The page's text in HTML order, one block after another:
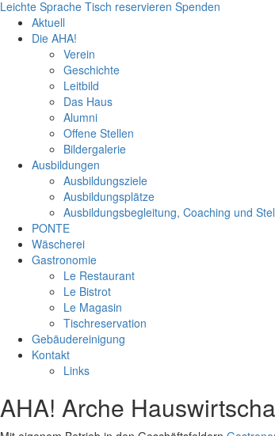
Leichte Sprache Tisch reservieren Spenden
Aktuell
Die AHA!
Verein
Geschichte
Leitbild
Das Haus
Alumni
Offene Stellen
Bildergalerie
Ausbildungen
Ausbildungsziele
Ausbildungsplätze
Ausbildungsbegleitung, Coaching und
PONTE
Wäscherei
Gastronomie
Le Restaurant
Le Bistrot
Le Magasin
Tischreservation
Gebäudereinigung
Kontakt
Links
AHA! Arche